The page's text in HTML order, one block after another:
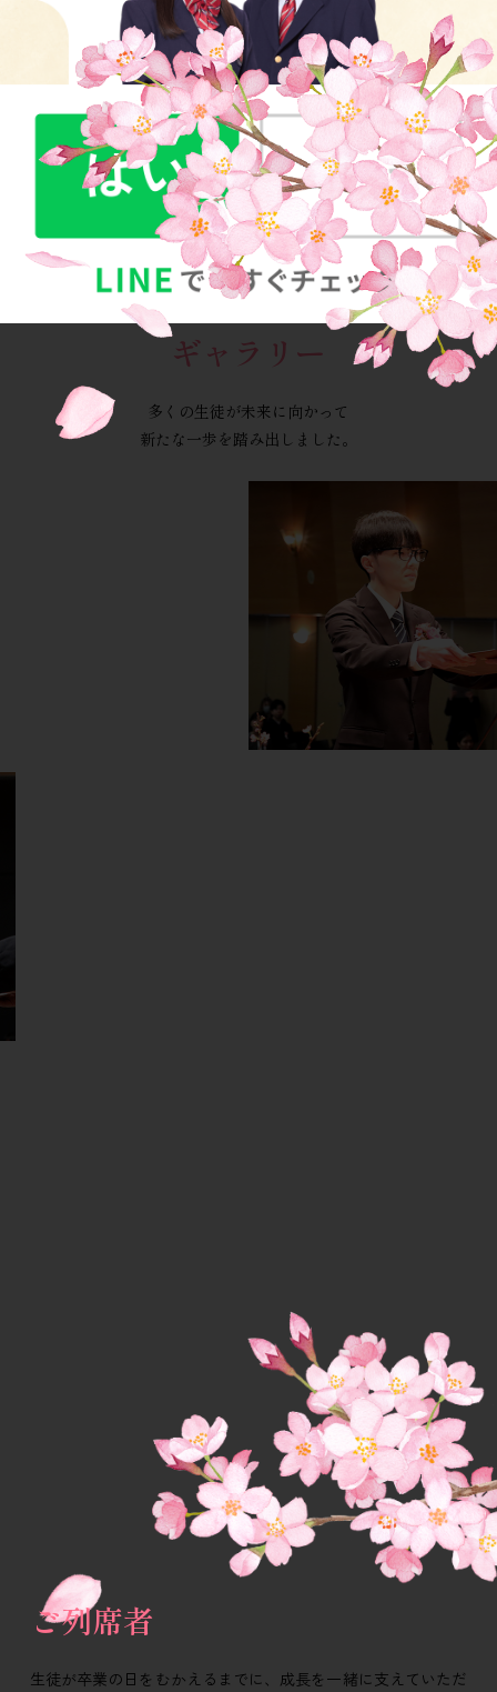
ギャラリー
多くの生徒が未来に向かって
新たな一歩を踏み出しました。
ご列席者
生徒が卒業の日をむかえるまでに、成長を一緒に支えていただ